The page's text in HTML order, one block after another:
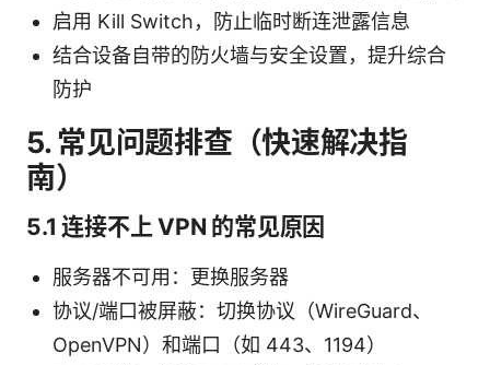
启用 Kill Switch，防止临时断连泄露信息
结合设备自带的防火墙与安全设置，提升综合
防护
5. 常见问题排查（快速解决指
南）
5.1 连接不上 VPN 的常见原因
服务器不可用：更换服务器
协议/端口被屏蔽：切换协议（WireGuard、
OpenVPN）和端口（如 443、1194）